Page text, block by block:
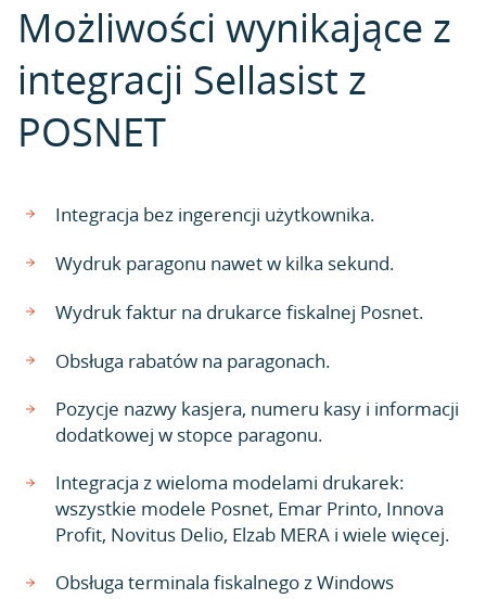
Możliwości wynikające z
integracji Sellasist z
POSNET
Integracja bez ingerencji użytkownika.
Wydruk paragonu nawet w kilka sekund.
Wydruk faktur na drukarce fiskalnej Posnet.
Obsługa rabatów na paragonach.
Pozycje nazwy kasjera, numeru kasy i informacji
dodatkowej w stopce paragonu.
Integracja z wieloma modelami drukarek:
wszystkie modele Posnet, Emar Printo, Innova
Profit, Novitus Delio, Elzab MERA i wiele więcej.
Obsługa terminala fiskalnego z Windows